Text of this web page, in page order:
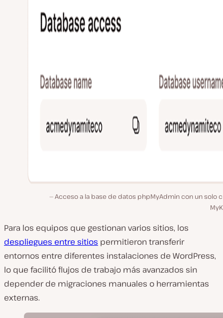
Acceso a la base de datos phpMyAdmin con un solo
Para los equipos que gestionan varios sitios, los
despliegues entre sitios permitieron transferir
entornos entre diferentes instalaciones de WordPress,
lo que facilitó flujos de trabajo más avanzados sin
depender de migraciones manuales o herramientas
externas.